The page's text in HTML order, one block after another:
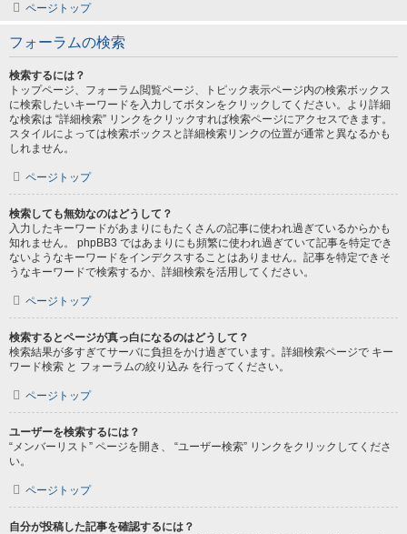
ページトップ
フォーラムの検索
検索するには？
トップページ、フォーラム閲覧ページ、トピック表示ページ内の検索ボックス
に検索したいキーワードを入力してボタンをクリックしてください。より詳細
な検索は “詳細検索” リンクをクリックすれば検索ページにアクセスできます。
スタイルによっては検索ボックスと詳細検索リンクの位置が通常と異なるかも
しれません。
ページトップ
検索しても無効なのはどうして？
入力したキーワードがあまりにもたくさんの記事に使われ過ぎているからかも
知れません。 phpBB3 ではあまりにも頻繁に使われ過ぎていて記事を特定でき
ないようなキーワードをインデクスすることはありません。記事を特定できそ
うなキーワードで検索するか、詳細検索を活用してください。
ページトップ
検索するとページが真っ白になるのはどうして？
検索結果が多すぎてサーバに負担をかけ過ぎています。詳細検索ページで キー
ワード検索 と フォーラムの絞り込み を行ってください。
ページトップ
ユーザーを検索するには？
“メンバーリスト” ページを開き、 “ユーザー検索” リンクをクリックしてくださ
い。
ページトップ
自分が投稿した記事を確認するには？